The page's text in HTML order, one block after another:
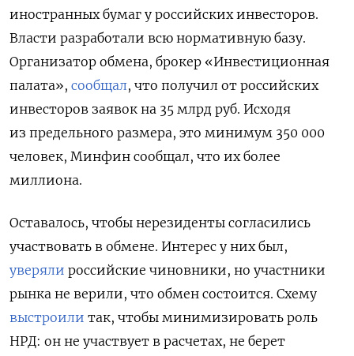
иностранных бумаг у российских инвесторов.
Власти разработали всю нормативную базу.
Организатор обмена, брокер «Инвестиционная
палата», сообщал, что получил от российских
инвесторов заявок на 35 млрд руб. Исходя
из предельного размера, это минимум 350 000
человек, Минфин сообщал, что их более
миллиона.
Оставалось, чтобы нерезиденты согласились
участвовать в обмене. Интерес у них был,
уверяли российские чиновники, но участники
рынка не верили, что обмен состоится. Схему
выстроили так, чтобы минимизировать роль
НРД: он не участвует в расчетах, не берет